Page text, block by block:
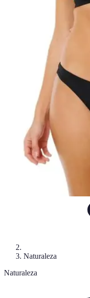
Escapadas Creativas
Escapadas Fáciles
Naturaleza
Naturaleza